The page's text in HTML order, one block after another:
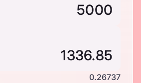
0.26737